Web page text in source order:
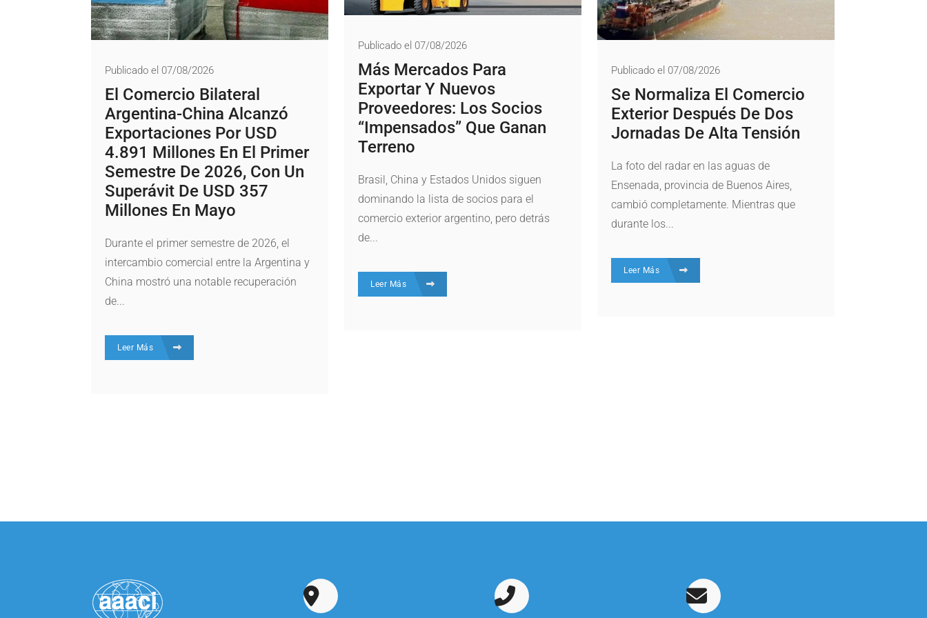
Publicado el 07/08/2026
El Comercio Bilateral
Argentina-China Alcanzó
Exportaciones Por USD
4.891 Millones En El Primer
Semestre De 2026, Con Un
Superávit De USD 357
Millones En Mayo
Durante el primer semestre de 2026, el
intercambio comercial entre la Argentina y
China mostró una notable recuperación
de...
Leer Más
Publicado el 07/08/2026
Más Mercados Para
Exportar Y Nuevos
Proveedores: Los Socios
“impensados” Que Ganan
Terreno
Brasil, China y Estados Unidos siguen
dominando la lista de socios para el
comercio exterior argentino, pero detrás
de...
Leer Más
Publicado el 07/08/2026
Se Normaliza El Comercio
Exterior Después De Dos
Jornadas De Alta Tensión
La foto del radar en las aguas de
Ensenada, provincia de Buenos Aires,
cambió completamente. Mientras que
durante los...
Leer Más